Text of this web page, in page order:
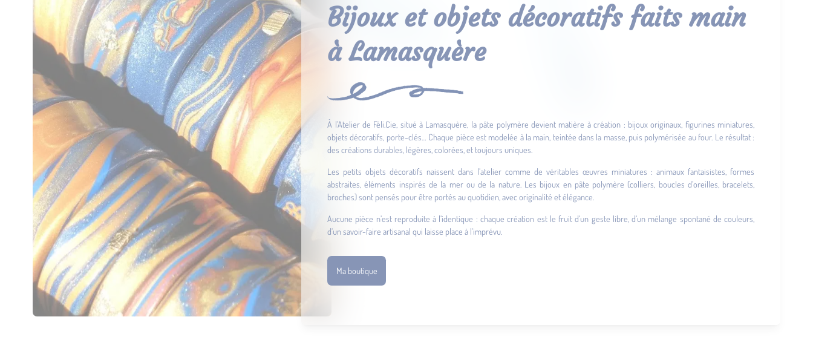
Bijoux et objets décoratifs faits main
à Lamasquère
À l’Atelier de Féli.Cie, situé à Lamasquère, la pâte polymère devient matière à création : bijoux originaux, figurines miniatures,
objets décoratifs, porte-clés… Chaque pièce est modelée à la main, teintée dans la masse, puis polymérisée au four. Le résultat :
des créations durables, légères, colorées, et toujours uniques.
Les petits objets décoratifs naissent dans l’atelier comme de véritables œuvres miniatures : animaux fantaisistes, formes
abstraites, éléments inspirés de la mer ou de la nature. Les bijoux en pâte polymère (colliers, boucles d’oreilles, bracelets,
broches) sont pensés pour être portés au quotidien, avec originalité et élégance.
Aucune pièce n’est reproduite à l’identique : chaque création est le fruit d’un geste libre, d’un mélange spontané de couleurs,
d’un savoir-faire artisanal qui laisse place à l’imprévu.
Ma boutique